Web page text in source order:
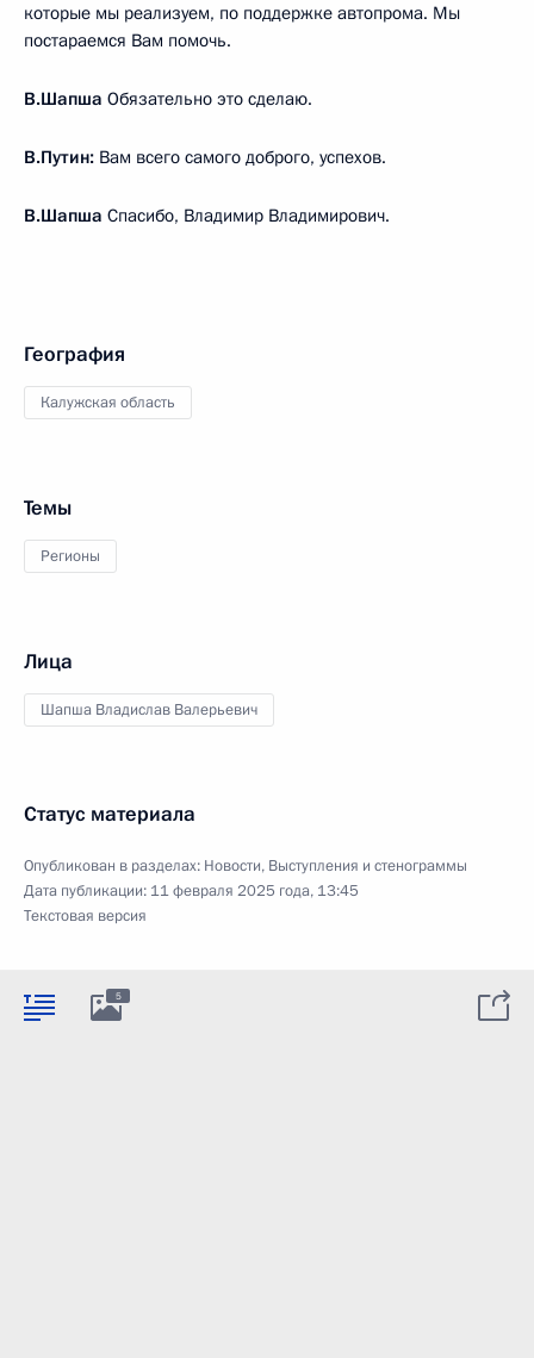
которые мы реализуем, по поддержке автопрома. Мы
постараемся Вам помочь.
В.Шапша Обязательно это сделаю.
В.Путин: Вам всего самого доброго, успехов.
В.Шапша Спасибо, Владимир Владимирович.
География
Калужская область
Темы
Регионы
Лица
Шапша Владислав Валерьевич
Статус материала
Опубликован в разделах: Новости, Выступления и стенограммы
Дата публикации: 11 февраля 2025 года, 13:45
Текстовая версия
5